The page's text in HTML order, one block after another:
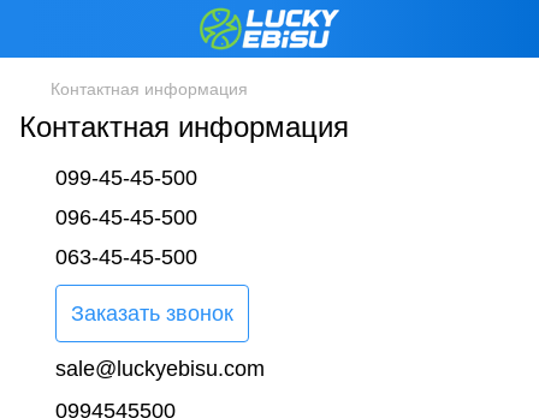
Контактная информация
Контактная информация
099-45-45-500
096-45-45-500
063-45-45-500
Заказать звонок
sale@luckyebisu.com
0994545500